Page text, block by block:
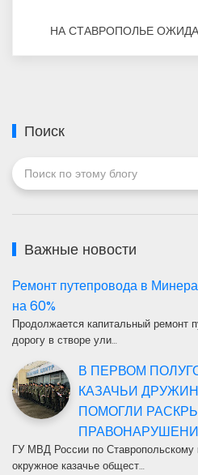
НА СТАВРОПОЛЬЕ
Поиск
Важные новости
Ремонт путепровода в
на 60%
Продолжается капитальный ремонт
дорогу в створе ули…
В ПЕРВОМ
КАЗАЧЬИ
ПОМОГЛИ
ГУ МВД России по Ставропольскому
окружное казачье общест…